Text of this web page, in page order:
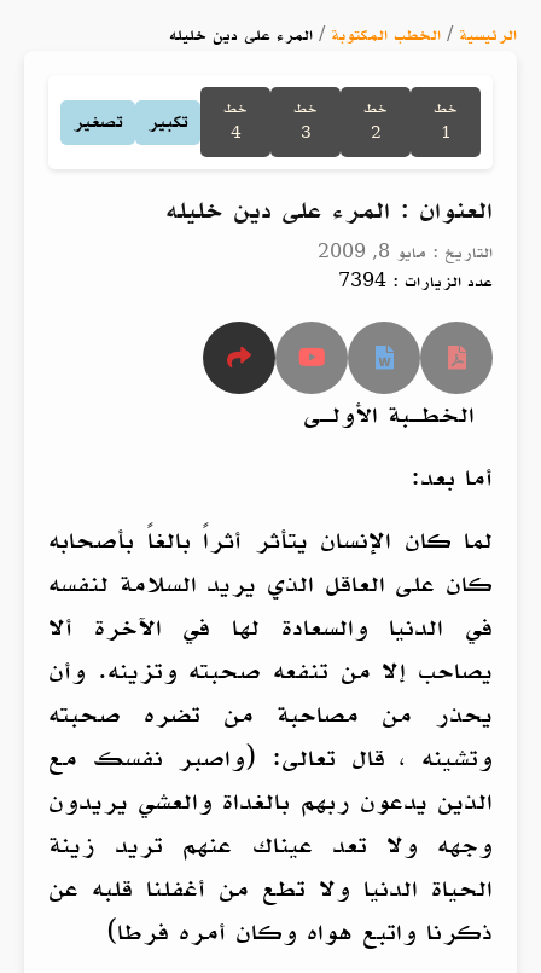
الرئيسية / الخطب المكتوبة / المرء على دين خليله
خط
1
خط
2
خط
3
خط
4
تكبير تصغير
العنوان : المرء على دين خليله
التاريخ : مايو 8, 2009
عدد الزيارات : 7394
الخطـبة الأولـى
أما بعد:
لما كان الإنسان يتأثر أثراً بالغاً بأصحابه
كان على العاقل الذي يريد السلامة لنفسه
في الدنيا والسعادة لها في الآخرة ألا
يصاحب إلا من تنفعه صحبته وتزينه. وأن
يحذر من مصاحبة من تضره صحبته
وتشينه ، قال تعالى: (واصبر نفسك مع
الذين يدعون ربهم بالغداة والعشي يريدون
وجهه ولا تعد عيناك عنهم تريد زينة
الحياة الدنيا ولا تطع من أغفلنا قلبه عن
ذكرنا واتبع هواه وكان أمره فرطا)